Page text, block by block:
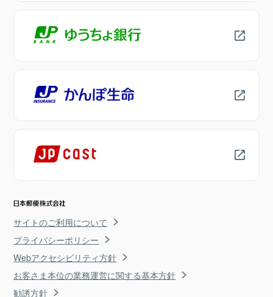
サイトのご利用について
プライバシーポリシー
Webアクセシビリティ方針
お客さま本位の業務運営に関する基本方針
勧誘方針